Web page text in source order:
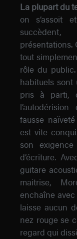
La plupart du
on s’assoit
présentations.
tout
rôle du
habituels
pris à parti,
fausse
est vite
son
d’écriture.
guitare
maitrise,
enchaîne
laisse aucun
nez rouge se
regard qui